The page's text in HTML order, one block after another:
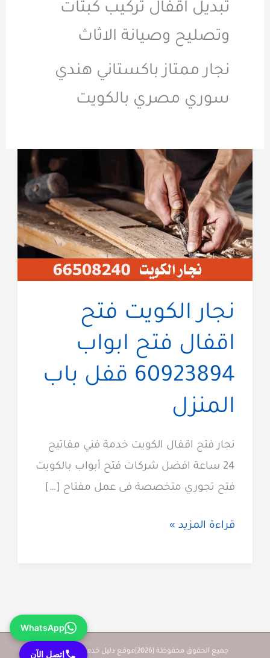
تبديل اقفال تركيب كبتات
وتصليح وصيانة الاثاث
نجار ممتاز باكستاني هندي
سوري مصري بالكويت
نجار الكويت فتح
اقفال فتح ابواب
60923894 قفل باب
المنزل
نجار فتح اقفال الكويت خدمة فني مفاتيح
24 ساعة افضل شركات فتح أبواب بالكويت
فتح تجوري متخصصة فى عمل مفتاح […]
نجار
ابواب
60923894
قراءة المزيد »
جميع الحقوق محفوظة |2026|موقع دليل خدمات كويت زووم
WhatsApp
إتصل الآن